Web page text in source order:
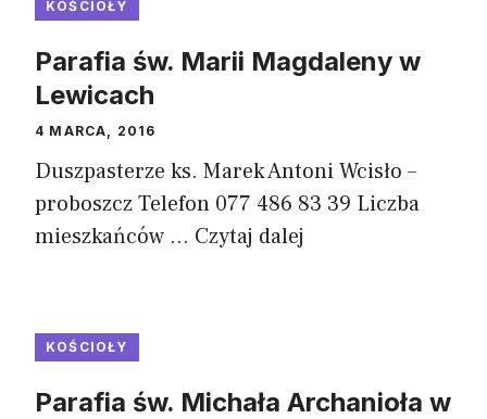
KOŚCIOŁY
Parafia św. Marii Magdaleny w
Lewicach
4 MARCA, 2016
Duszpasterze ks. Marek Antoni Wcisło –
proboszcz Telefon 077 486 83 39 Liczba
mieszkańców ... Czytaj dalej
KOŚCIOŁY
Parafia św. Michała Archanioła w